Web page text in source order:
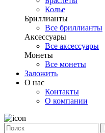
Колье
Бриллианты
Все бриллианты
Аксессуары
Все аксессуары
Монеты
Все монеты
Заложить
О нас
Контакты
О компании